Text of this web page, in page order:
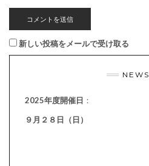
新しい投稿をメールで受け取る
NEWS
2025年度開催日 ：
９月２８日（日）